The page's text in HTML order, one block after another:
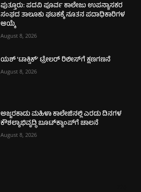
ಪುತ್ತೂರು: ಪದವಿ ಪೂರ್ವ ಕಾಲೇಜು ಉಪನ್ಯಾಸಕರ
ಸಂಘದ ತಾಲೂಕು ಘಟಕಕ್ಕೆ ನೂತನ ಪದಾಧಿಕಾರಿಗಳ
ಆಯ್ಕೆ
August 8, 2026
ಯಶ್ ‘ಟಾಕ್ಸಿಕ್’ ಟ್ರೇಲರ್ ರಿಲೀಸ್‌ಗೆ ಕ್ಷಣಗಣನೆ
August 8, 2026
ಅಜ್ಜರಕಾಡು ಮಹಿಳಾ ಕಾಲೇಜಿನಲ್ಲಿ ಎರಡು ದಿನಗಳ
ಕೌಶಲ್ಯಾಭಿವೃದ್ಧಿ ಬೂಟ್‌ಕ್ಯಾಂಪ್‌ಗೆ ಚಾಲನೆ
August 8, 2026